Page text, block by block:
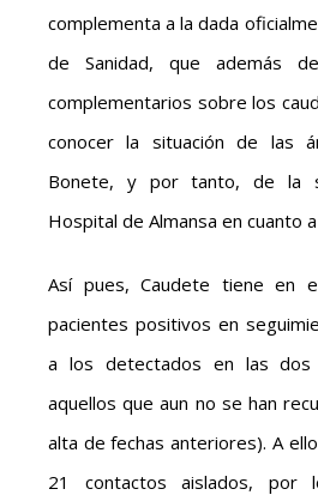
complementa a la dada
de Sanidad, que además
complementarios sobre los
conocer la situación de las
Bonete, y por tanto, de la
Hospital de Almansa en cuanto
Así pues, Caudete tiene en
pacientes positivos en
a los detectados en las dos
aquellos que aun no se han
alta de fechas anteriores). A
21 contactos aislados, por